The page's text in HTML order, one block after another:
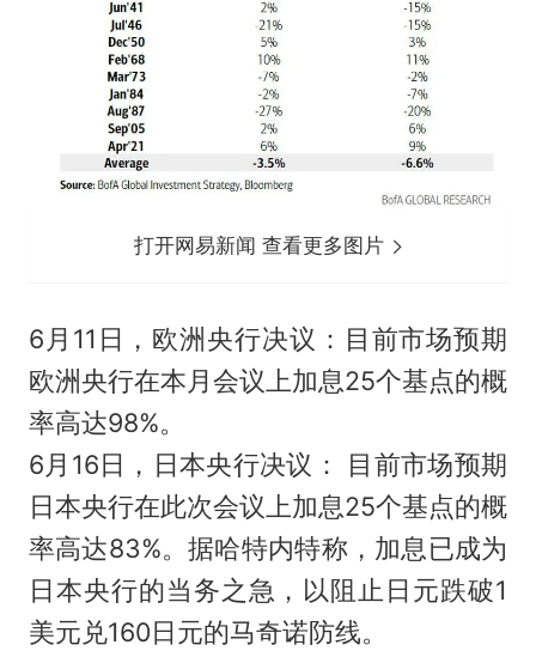
打开网易新闻 查看更多图片
6月11日，欧洲央行决议：目前市场预期
欧洲央行在本月会议上加息25个基点的概
率高达98%。
6月16日，日本央行决议： 目前市场预期
日本央行在此次会议上加息25个基点的概
率高达83%。据哈特内特称，加息已成为
日本央行的当务之急，以阻止日元跌破1
美元兑160日元的马奇诺防线。